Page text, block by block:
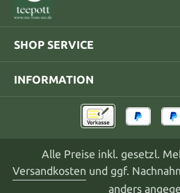
SHOP SERVICE
INFORMATION
Alle Preise inkl. gesetzl.
Versandkosten und ggf.
anders